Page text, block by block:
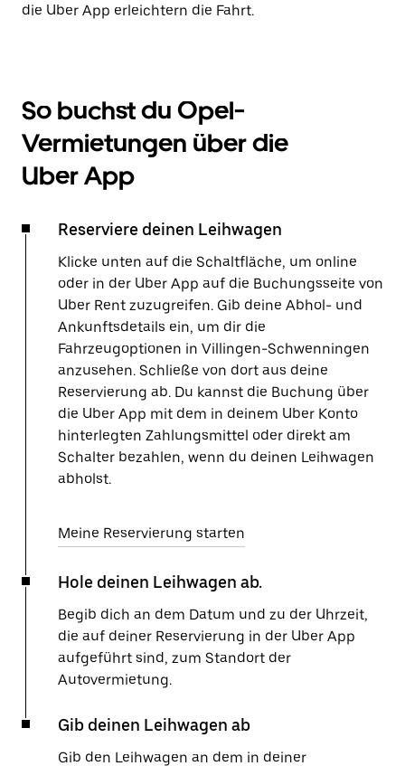
die Uber App erleichtern die Fahrt.
So buchst du Opel-
Vermietungen über die
Uber App
Reserviere deinen Leihwagen
Klicke unten auf die Schaltfläche, um online
oder in der Uber App auf die Buchungsseite von
Uber Rent zuzugreifen. Gib deine Abhol- und
Ankunftsdetails ein, um dir die
Fahrzeugoptionen in Villingen-Schwenningen
anzusehen. Schließe von dort aus deine
Reservierung ab. Du kannst die Buchung über
die Uber App mit dem in deinem Uber Konto
hinterlegten Zahlungsmittel oder direkt am
Schalter bezahlen, wenn du deinen Leihwagen
abholst.
Meine Reservierung starten
Hole deinen Leihwagen ab.
Begib dich an dem Datum und zu der Uhrzeit,
die auf deiner Reservierung in der Uber App
aufgeführt sind, zum Standort der
Autovermietung.
Gib deinen Leihwagen ab
Gib den Leihwagen an dem in deiner